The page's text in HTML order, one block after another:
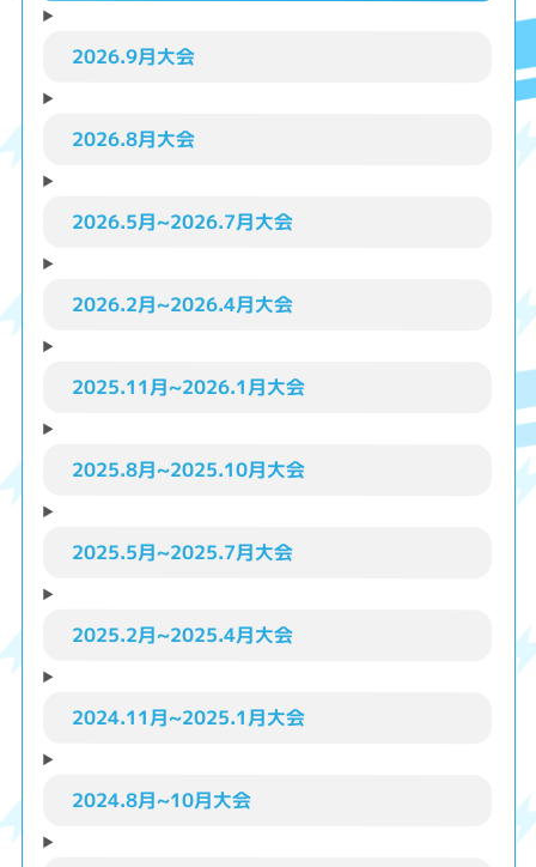
2026.9月大会
2026.8月大会
2026.5月~2026.7月大会
2026.2月~2026.4月大会
2025.11月~2026.1月大会
2025.8月~2025.10月大会
2025.5月~2025.7月大会
2025.2月~2025.4月大会
2024.11月~2025.1月大会
2024.8月~10月大会